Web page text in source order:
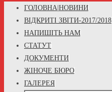
Skip
content
ГОЛОВНА|НОВИНИ
ВІДКРИТІ ЗВІТИ-2017/2018
НАПИШІТЬ НАМ
СТАТУТ
ДОКУМЕНТИ
ЖІНОЧЕ БЮРО
ГАЛЕРЕЯ